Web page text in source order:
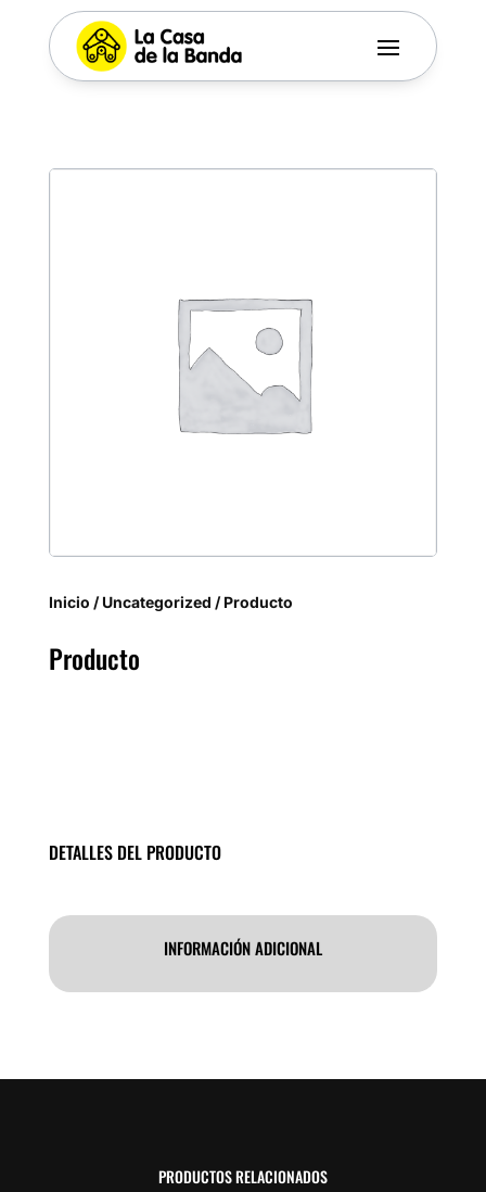
Inicio /Uncategorized / Producto
Producto
DETALLES DEL PRODUCTO
INFORMACIÓN ADICIONAL
PRODUCTOS RELACIONADOS